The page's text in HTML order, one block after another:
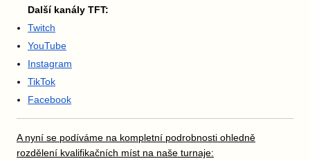
Další kanály TFT:
Twitch
YouTube
Instagram
TikTok
Facebook
A nyní se podíváme na kompletní podrobnosti ohledně
rozdělení kvalifikačních míst na naše turnaje: